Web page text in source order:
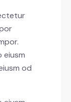
eiusm
od